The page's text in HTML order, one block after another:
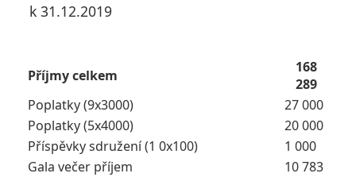
k 31.12.2019
Příjmy celkem
168
289
Poplatky (9x3000)
27 000
Poplatky (5x4000)
20 000
Příspěvky sdružení (1 0x100)
1 000
Gala večer příjem
10 783